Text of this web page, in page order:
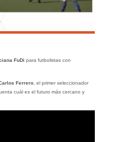
FuDi para futbolistas con
Ferrero, el primer seleccionador
cuál es el futuro más cercano y